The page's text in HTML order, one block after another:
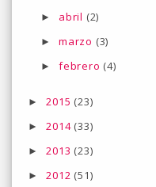
► abril (2)
► marzo (3)
► febrero (4)
►2015 (23)
►2014 (33)
►2013 (23)
►2012 (51)